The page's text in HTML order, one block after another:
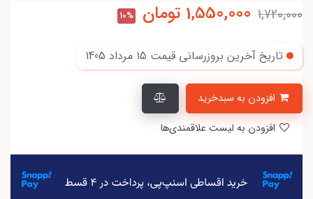
1,720,000
1,550,000 تومان 10%
تاریخ آخرین بروزرسانی قیمت 15 مرداد 1405